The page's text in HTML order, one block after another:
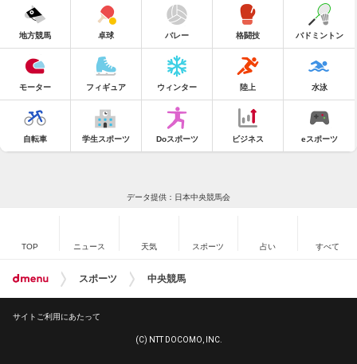
地方競馬 卓球 バレー 格闘技 バドミントン
モーター フィギュア ウィンター 陸上 水泳
自転車 学生スポーツ Doスポーツ ビジネス eスポーツ
データ提供：日本中央競馬会
TOP ニュース 天気 スポーツ 占い すべて
スポーツ 中央競馬
サイトご利用にあたって
(C) NTT DOCOMO, INC.